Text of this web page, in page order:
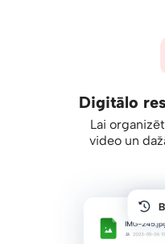
Digitālo
Lai
video un